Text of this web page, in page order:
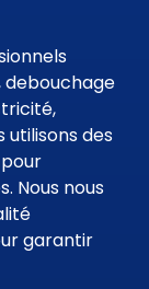
debouchage
utilisons des
Nous nous
garantir